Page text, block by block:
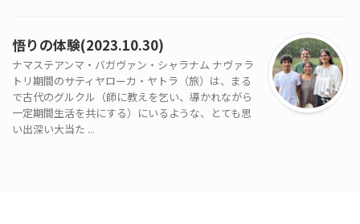
悟りの体験(2023.10.30)
ナマステアンマ・バガヴァン・シャラナム ナヴァラ
トリ期間のサティヤローカ・ヤトラ（旅）は、まる
で古代のグルクル（師に教えを乞い、導かれながら
一定期間生活を共にする）にいるような、とても思
い出深い大当た ...